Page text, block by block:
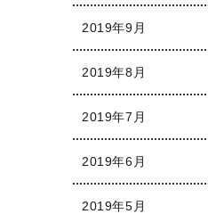
2019年9月
2019年8月
2019年7月
2019年6月
2019年5月